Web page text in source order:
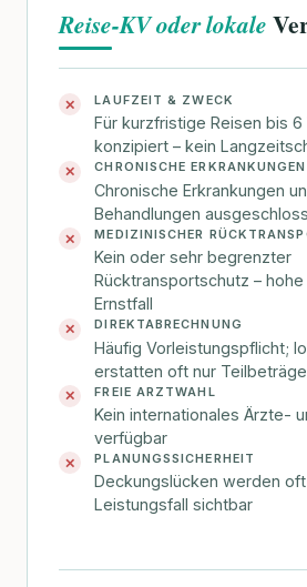
Reise-KV oder lokale
✕ LAUFZEIT & ZWECK
Für kurzfristige Reisen bis 6
konzipiert – kein
✕ CHRONISCHE ERKRANKUNGEN
Chronische Erkrankungen
Behandlungen
✕ MEDIZINISCHER
Kein oder sehr begrenzter
Rücktransportschutz –
Ernstfall
✕ DIREKTABRECHNUNG
Häufig Vorleistungspflicht;
erstatten oft nur Teilbeträge
✕ FREIE ARZTWAHL
Kein internationales Ärzte-
verfügbar
✕ PLANUNGSSICHERHEIT
Deckungslücken werden
Leistungsfall sichtbar